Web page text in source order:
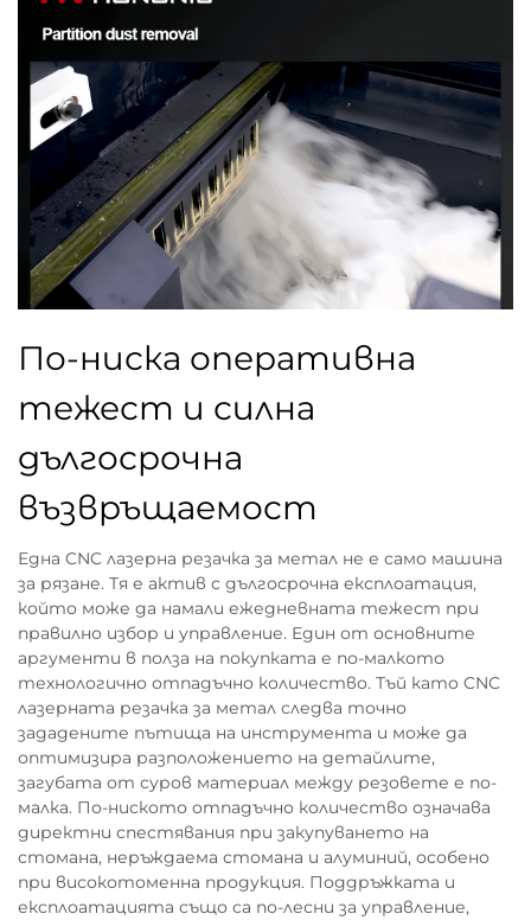
По-ниска оперативна
тежест и силна
дългосрочна
възвръщаемост
Една CNC лазерна резачка за метал не е само машина
за рязане. Тя е актив с дългосрочна експлоатация,
който може да намали ежедневната тежест при
правилно избор и управление. Един от основните
аргументи в полза на покупката е по-малкото
технологично отпадъчно количество. Тъй като CNC
лазерната резачка за метал следва точно
зададените пътища на инструмента и може да
оптимизира разположението на детайлите,
загубата от суров материал между резовете е по-
малка. По-ниското отпадъчно количество означава
директни спестявания при закупуването на
стомана, неръждаема стомана и алуминий, особено
при високотоменна продукция. Поддръжката и
експлоатацията също са по-лесни за управление,